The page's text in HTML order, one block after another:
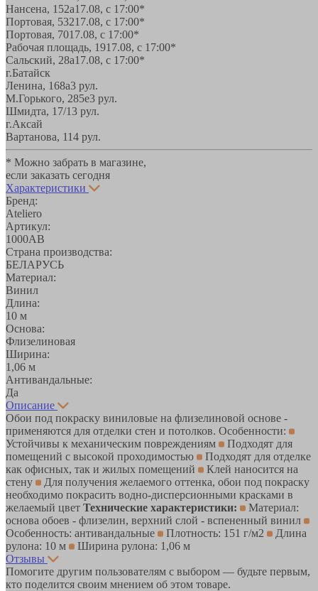
Нансена, 152а17.08, с 17:00*
Портовая, 53217.08, с 17:00*
Портовая, 7017.08, с 17:00*
Рабочая площадь, 1917.08, с 17:00*
Сальский, 28a17.08, с 17:00*
г.Батайск
Ленина, 168а3 рул.
М.Горького, 285е3 рул.
Шмидта, 17/13 рул.
г.Аксай
Вартанова, 114 рул.
* Можно забрать в магазине,
если заказать сегодня
Характеристики
Бренд:
Ateliero
Артикул:
1000АВ
Страна производства:
БЕЛАРУСЬ
Материал:
Винил
Длина:
10 м
Основа:
Флизелиновая
Ширина:
1,06 м
Антивандальные:
Да
Описание
Обои под покраску виниловые на флизелиновой основе -
применяются для отделки стен и потолков. Особенности:
Устойчивы к механическим повреждениям
Подходят для
помещений с высокой проходимостью
Подходят для отделке
как офисных, так и жилых помещений
Клей наносится на
стену
Для получения желаемого оттенка, обои под покраску
необходимо покрасить водно-дисперсионными красками в
желаемый цвет Технические характеристики:
Материал:
основа обоев - флизелин, верхний слой - вспененный винил
Особенность: антивандальные
Плотность: 151 г/м2
Длина
рулона: 10 м
Ширина рулона: 1,06 м
Отзывы
Помогите другим пользователям с выбором — будьте первым,
кто поделится своим мнением об этом товаре.